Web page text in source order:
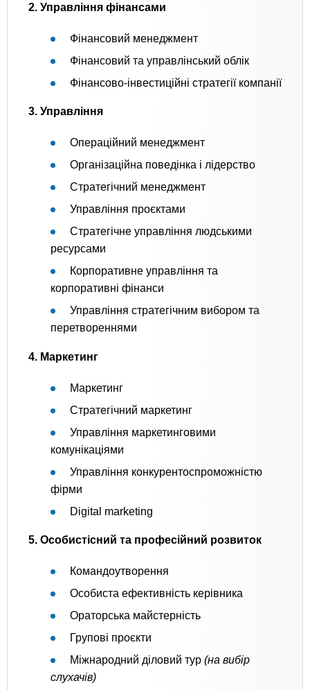
2. Управління фінансами
Фінансовий менеджмент
Фінансовий та управлінський облік
Фінансово-інвестиційні стратегії компанії
3. Управління
Операційний менеджмент
Організаційна поведінка і лідерство
Стратегічний менеджмент
Управління проєктами
Стратегічне управління людськими
ресурсами
Корпоративне управління та
корпоративні фінанси
Управління стратегічним вибором та
перетвореннями
4. Маркетинг
Маркетинг
Стратегічний маркетинг
Управління маркетинговими
комунікаціями
Управління конкурентоспроможністю
фірми
Digital marketing
5. Особистісний та професійний розвиток
Командоутворення
Особиста ефективність керівника
Ораторська майстерність
Групові проєкти
Міжнародний діловий тур (на вибір
слухачів)